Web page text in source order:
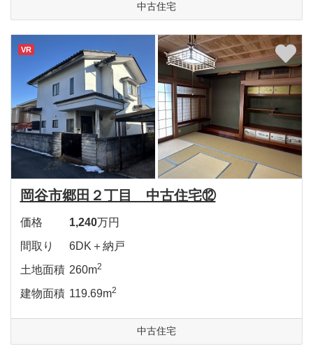
中古住宅
VR
岡谷市郷田２丁目 中古住宅⑫
価格 1,240万円
間取り
6DK＋納戸
土地面積 260m2
建物面積 119.69m2
中古住宅